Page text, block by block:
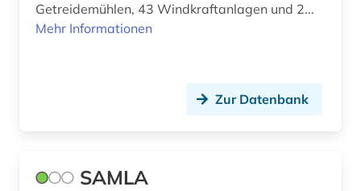
Getreidemühlen, 43 Windkraftanlagen und 2...
Mehr Informationen
Zur Datenbank
SAMLA